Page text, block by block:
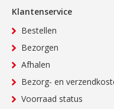
Klantenservice
Bestellen
Bezorgen
Afhalen
Bezorg- en
Voorraad status